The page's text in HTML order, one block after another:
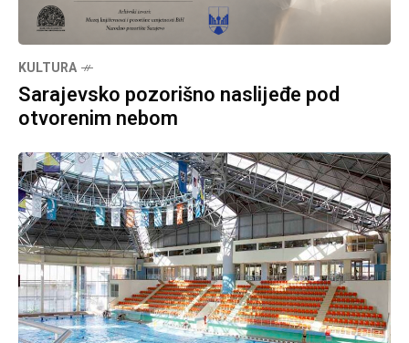
KULTURA
Sarajevsko pozorišno naslijeđe pod
otvorenim nebom